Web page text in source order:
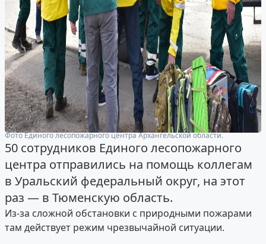
Фото Единого лесопожарного центра Архангельской области.
50 сотрудников Единого лесопожарного
центра отправились на помощь коллегам
в Уральский федеральный округ, на этот
раз — в Тюменскую область.
Из-за сложной обстановки с природными пожарами
там действует режим чрезвычайной ситуации.